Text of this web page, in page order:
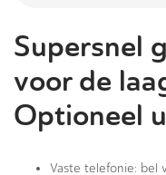
Supersnel
voor de
Optioneel
Vaste telefonie: bel